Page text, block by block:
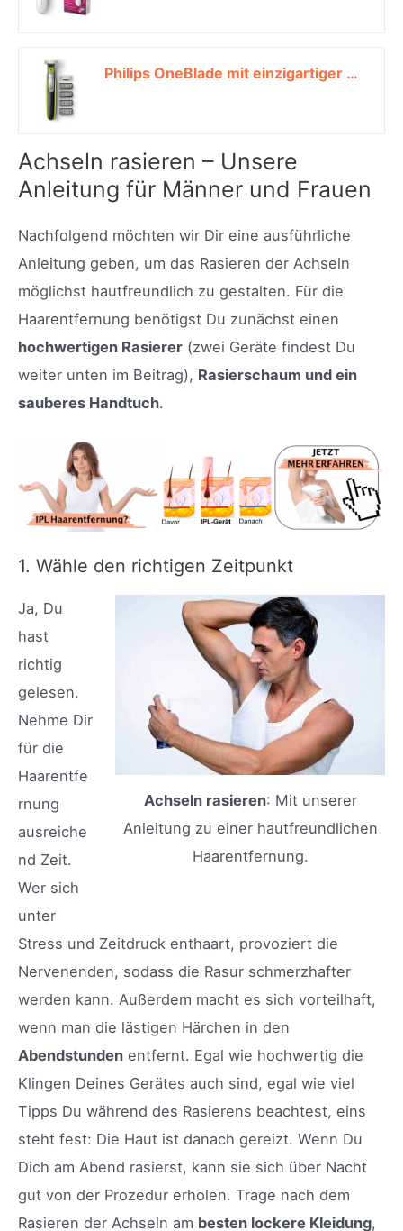
Philips OneBlade mit einzigartiger OneBlade-Technologie inkl. 2 Klingen und 4 Trimm-Aufsätzen (Modell QP2530/30)*
Achseln rasieren – Unsere
Anleitung für Männer und Frauen
Nachfolgend möchten wir Dir eine ausführliche
Anleitung geben, um das Rasieren der Achseln
möglichst hautfreundlich zu gestalten. Für die
Haarentfernung benötigst Du zunächst einen
hochwertigen Rasierer (zwei Geräte findest Du
weiter unten im Beitrag), Rasierschaum und ein
sauberes Handtuch.
1. Wähle den richtigen Zeitpunkt
Achseln rasieren: Mit unserer
Anleitung zu einer hautfreundlichen
Haarentfernung.
Ja, Du
hast
richtig
gelesen.
Nehme Dir
für die
Haarentfe
rnung
ausreiche
nd Zeit.
Wer sich
unter
Stress und Zeitdruck enthaart, provoziert die
Nervenenden, sodass die Rasur schmerzhafter
werden kann. Außerdem macht es sich vorteilhaft,
wenn man die lästigen Härchen in den
Abendstunden entfernt. Egal wie hochwertig die
Klingen Deines Gerätes auch sind, egal wie viel
Tipps Du während des Rasierens beachtest, eins
steht fest: Die Haut ist danach gereizt. Wenn Du
Dich am Abend rasierst, kann sie sich über Nacht
gut von der Prozedur erholen. Trage nach dem
Rasieren der Achseln am besten lockere Kleidung,